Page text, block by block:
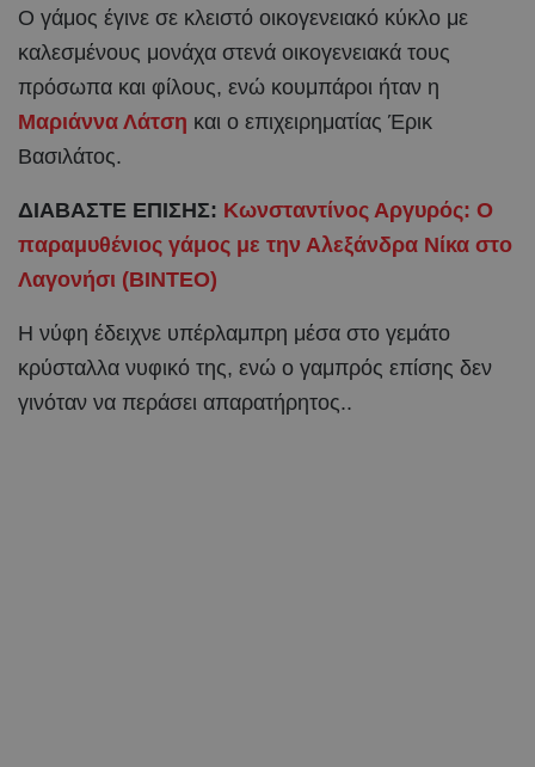
Ο γάμος έγινε σε κλειστό οικογενειακό κύκλο με
καλεσμένους μονάχα στενά οικογενειακά τους
πρόσωπα και φίλους, ενώ κουμπάροι ήταν η
Μαριάννα Λάτση και ο επιχειρηματίας Έρικ
Βασιλάτος.
ΔΙΑΒΑΣΤΕ ΕΠΙΣΗΣ: Κωνσταντίνος Αργυρός: Ο
παραμυθένιος γάμος με την Αλεξάνδρα Νίκα στο
Λαγονήσι (BINTEO)
Η νύφη έδειχνε υπέρλαμπρη μέσα στο γεμάτο
κρύσταλλα νυφικό της, ενώ ο γαμπρός επίσης δεν
γινόταν να περάσει απαρατήρητος..